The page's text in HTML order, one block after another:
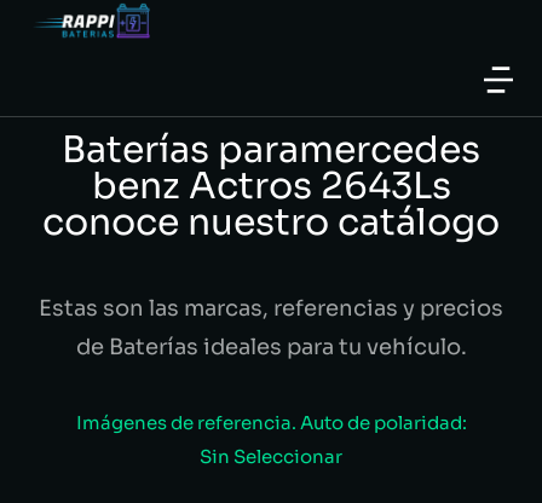
Baterías paramercedes
benz Actros 2643Ls
conoce nuestro catálogo
Estas son las marcas, referencias y precios
de Baterías ideales para tu vehículo.
Imágenes de referencia. Auto de polaridad:
Sin Seleccionar